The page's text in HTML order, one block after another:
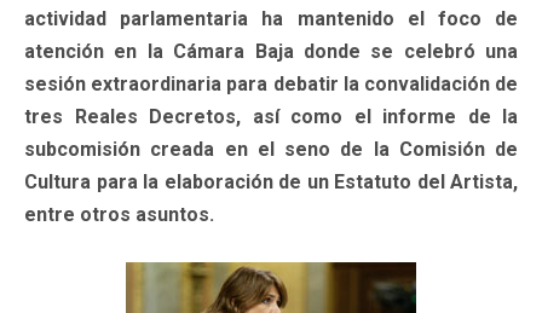
actividad parlamentaria ha mantenido el foco de
atención en la Cámara Baja donde se celebró una
sesión extraordinaria para debatir la convalidación de
tres Reales Decretos, así como el informe de la
subcomisión creada en el seno de la Comisión de
Cultura para la elaboración de un Estatuto del Artista,
entre otros asuntos.